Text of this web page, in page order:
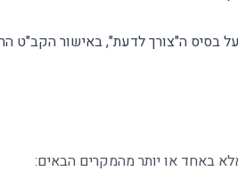
בסיס ה"צורך לדעת", באישור הקב"ט
באחד או יותר מהמקרים הבאים: